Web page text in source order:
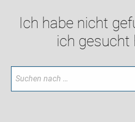
Ich habe nicht
ich gesucht